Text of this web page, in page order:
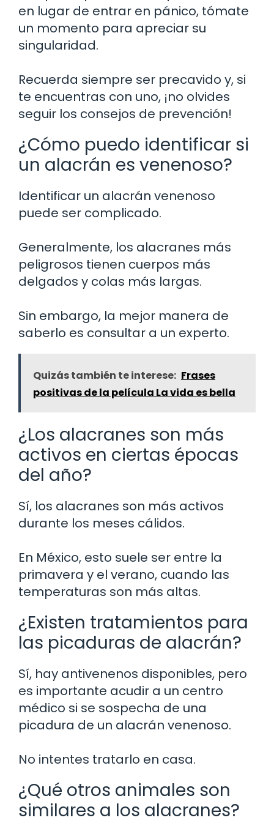
en lugar de entrar en pánico, tómate
un momento para apreciar su
singularidad.
Recuerda siempre ser precavido y, si
te encuentras con uno, ¡no olvides
seguir los consejos de prevención!
¿Cómo puedo identificar si
un alacrán es venenoso?
Identificar un alacrán venenoso
puede ser complicado.
Generalmente, los alacranes más
peligrosos tienen cuerpos más
delgados y colas más largas.
Sin embargo, la mejor manera de
saberlo es consultar a un experto.
Quizás también te interese: Frases
positivas de la película La vida es bella
¿Los alacranes son más
activos en ciertas épocas
del año?
Sí, los alacranes son más activos
durante los meses cálidos.
En México, esto suele ser entre la
primavera y el verano, cuando las
temperaturas son más altas.
¿Existen tratamientos para
las picaduras de alacrán?
Sí, hay antivenenos disponibles, pero
es importante acudir a un centro
médico si se sospecha de una
picadura de un alacrán venenoso.
No intentes tratarlo en casa.
¿Qué otros animales son
similares a los alacranes?